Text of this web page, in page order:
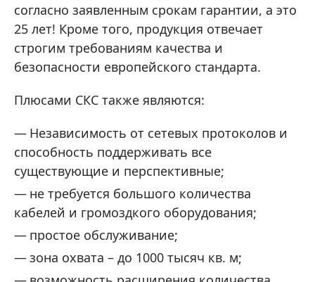
согласно заявленным срокам гарантии, а это
25 лет! Кроме того, продукция отвечает
строгим требованиям качества и
безопасности европейского стандарта.
Плюсами СКС также являются:
Независимость от сетевых протоколов и
способность поддерживать все
существующие и перспективные;
не требуется большого количества
кабелей и громоздкого оборудования;
простое обслуживание;
зона охвата – до 1000 тысяч кв. м;